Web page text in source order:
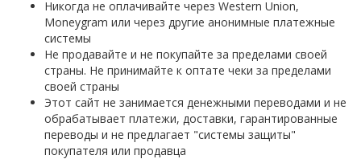
Никогда не оплачивайте через Western Union,
Moneygram или через другие анонимные платежные
системы
Не продавайте и не покупайте за пределами своей
страны. Не принимайте к оптате чеки за пределами
своей страны
Этот сайт не занимается денежными переводами и не
обрабатывает платежи, доставки, гарантированные
переводы и не предлагает "системы защиты"
покупателя или продавца